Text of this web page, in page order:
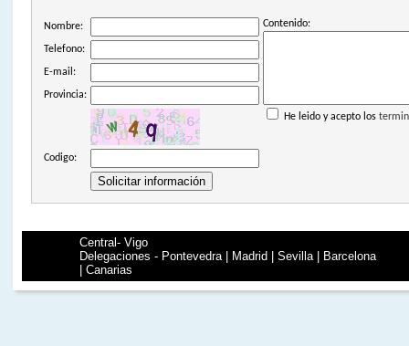
Nombre: Contenido:
He leido y acepto los
Telefono:
E-mail:
Provincia:
Codigo:
Central- Vigo
Delegaciones - Pontevedra | Madrid | Sevilla | Barcelona
| Canarias